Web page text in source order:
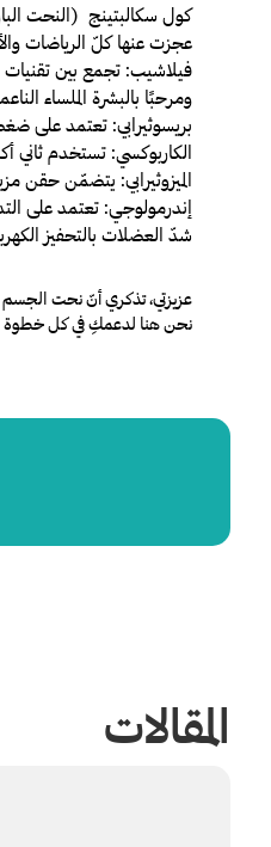
كول سكالبتينج (النحت
عجزت عنها كلّ الرياضات
فيلاشيب: تجمع بين
ومرحبًا بالبشرة الملساء
بريسوثيرابي: تعتمد على ضغط
الكاربوكسي: تستخدم ثاني
الميزوثيرابي: يتضمّن حقن
إندرمولوجي: تعتمد على
شدّ العضلات بالتحفيز
عزيزتي، تذكري أنّ نحت
نحن هنا لدعمكِ في كل خطوة
المقالات